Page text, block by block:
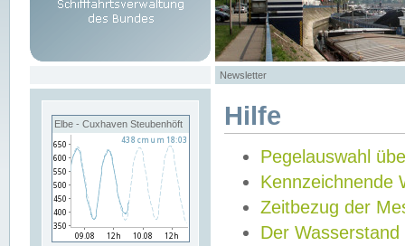
Newsletter
Elbe - Cuxhaven Steubenhöft Hilfe
Pegelauswahl
Kennzeichnende
Zeitbezug der
Der Wasserstand